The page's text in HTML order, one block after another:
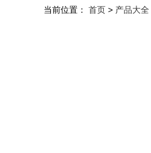
当前位置： 首页 > 产品大全